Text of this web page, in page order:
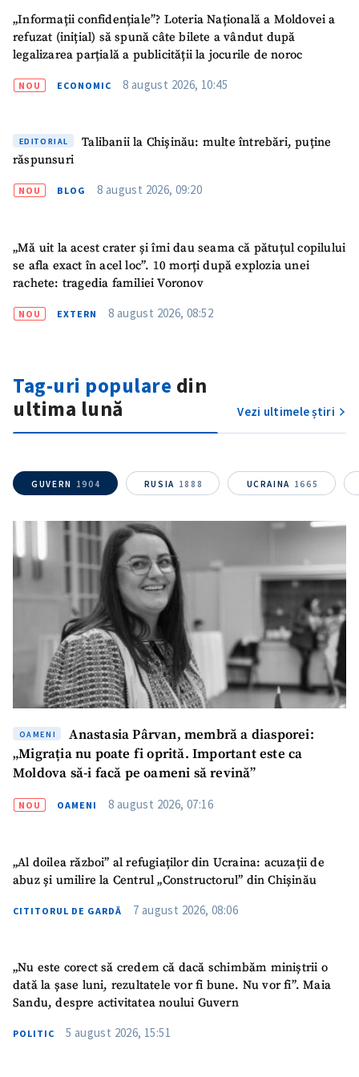
SUSȚINE
„Informații confidențiale”? Loteria Națională a Moldovei a
refuzat (inițial) să spună câte bilete a vândut după
legalizarea parțială a publicității la jocurile de noroc
NOU ECONOMIC 8 august 2026, 10:45
EDITORIAL
Talibanii la Chișinău: multe întrebări, puține
răspunsuri
NOU BLOG 8 august 2026, 09:20
„Mă uit la acest crater și îmi dau seama că pătuțul copilului
se afla exact în acel loc”. 10 morți după explozia unei
rachete: tragedia familiei Voronov
NOU EXTERN 8 august 2026, 08:52
Tag-uri populare din
ultima lună
Vezi ultimele știri
GUVERN 1904 RUSIA 1888 UCRAINA 1665
OAMENI
Anastasia Pârvan, membră a diasporei:
„Migrația nu poate fi oprită. Important este ca
Moldova să-i facă pe oameni să revină”
NOU OAMENI 8 august 2026, 07:16
„Al doilea război” al refugiaților din Ucraina: acuzații de
abuz și umilire la Centrul „Constructorul” din Chișinău
CITITORUL DE GARDĂ 7 august 2026, 08:06
„Nu este corect să credem că dacă schimbăm miniștrii o
dată la șase luni, rezultatele vor fi bune. Nu vor fi”. Maia
Sandu, despre activitatea noului Guvern
POLITIC 5 august 2026, 15:51
acord cu politica de
confidențialitate.
TRIMITE ȘTIREA